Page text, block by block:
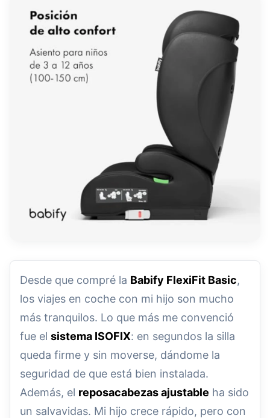
Desde que compré la Babify FlexiFit Basic,
los viajes en coche con mi hijo son mucho
más tranquilos. Lo que más me convenció
fue el sistema ISOFIX: en segundos la silla
queda firme y sin moverse, dándome la
seguridad de que está bien instalada.
Además, el reposacabezas ajustable ha sido
un salvavidas. Mi hijo crece rápido, pero con